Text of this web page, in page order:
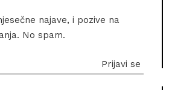
najave, i pozive na
No spam.